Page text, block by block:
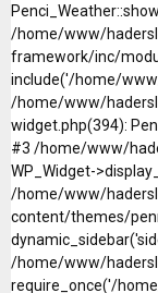
/home/www/
framework/inc/
include('/home/
/home/www/
widget.php(394):
#3 /home/www/
WP_Widget-
/home/www/
content/themes/
/home/www/
require_once('/